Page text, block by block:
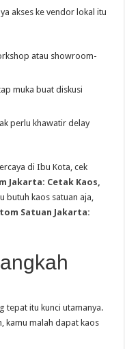
akses ke vendor lokal itu
atau showroom-
muka buat diskusi
perlu khawatir delay
di Ibu Kota, cek
Jakarta: Cetak Kaos,
butuh kaos satuan aja,
Satuan Jakarta:
tepat itu kunci utamanya.
kamu malah dapat kaos